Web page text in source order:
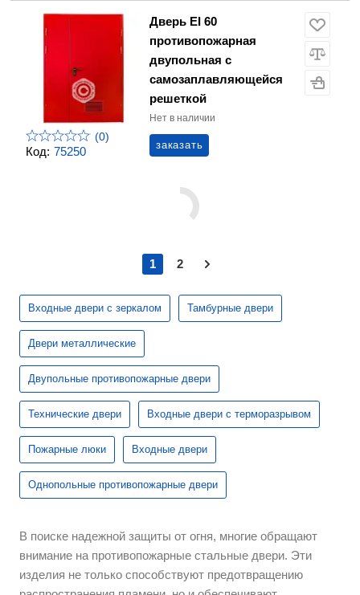
Код: 75250
(0)
Дверь EI 60
противопожарная
двупольная с
самозаплавляющейся
решеткой
Нет в наличии
заказать
1 2
Входные двери с зеркалом Тамбурные двери
Двери металлические
Двупольные противопожарные двери
Технические двери Входные двери с терморазрывом
Пожарные люки Входные двери
Однопольные противопожарные двери
В поиске надежной защиты от огня, многие обращают
внимание на противопожарные стальные двери. Эти
изделия не только способствуют предотвращению